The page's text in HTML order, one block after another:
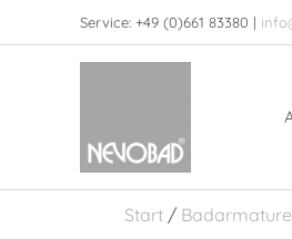
Service: +49 (0)661 83380 |
Start /